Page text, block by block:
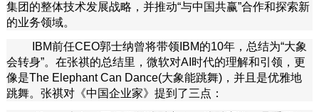
集团的整体技术发展战略，并推动“与中国共赢”合作和探索新
的业务领域。
IBM前任CEO郭士纳曾将带领IBM的10年，总结为“大象
会转身”。在张祺的总结里，微软对AI时代的理解和引领，更
像是The Elephant Can Dance(大象能跳舞)，并且是优雅地
跳舞。张祺对《中国企业家》提到了三点：